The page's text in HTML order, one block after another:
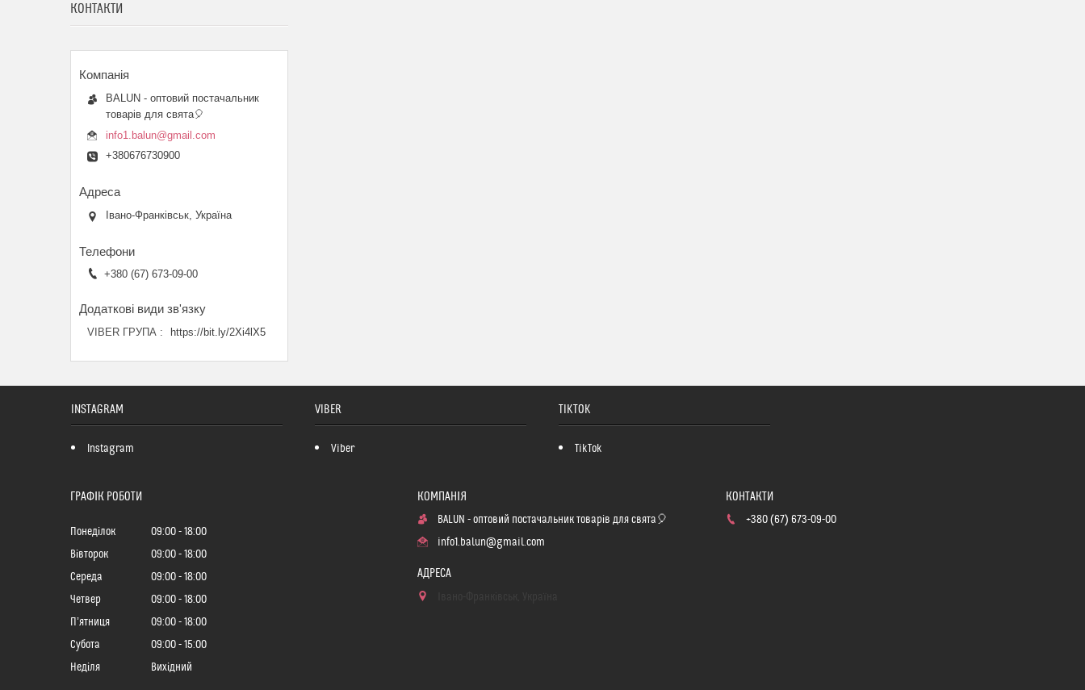
КОНТАКТИ
BALUN - оптовий постачальник
товарів для свята🎈
info1.balun@gmail.com
+380676730900
Івано-Франківськ, Україна
+380 (67) 673-09-00
VIBER ГРУПА https://bit.ly/2Xi4lX5
INSTAGRAM
Instagram
VIBER
Viber
TIKTOK
TikTok
ГРАФІК РОБОТИ
Понеділок 09:00
18:00
Вівторок
09:00
18:00
Середа
09:00
18:00
Четвер
09:00
18:00
Пʼятниця
09:00
18:00
Субота
09:00
15:00
Неділя
Вихідний
BALUN - оптовий постачальник товарів для свята🎈
info1.balun@gmail.com
+380 (67) 673-09-00